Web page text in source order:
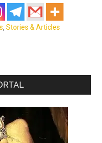
,Stories & Articles